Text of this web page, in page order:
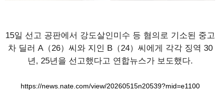
15일 선고 공판에서 강도살인미수 등 혐의로 기소된 중고
차 딜러 A（26）씨와 지인 B（24）씨에게 각각 징역 30
년, 25년을 선고했다고 연합뉴스가 보도했다.
https://news.nate.com/view/20260515n20539?mid=e1100